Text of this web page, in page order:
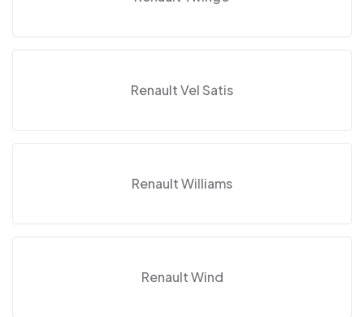
Renault Vel Satis
Renault Williams
Renault Wind